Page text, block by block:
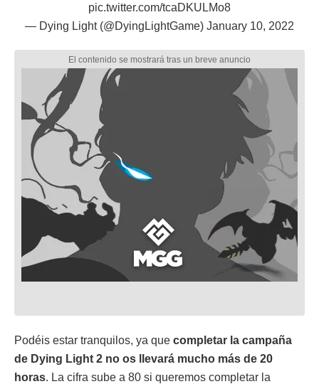
pic.twitter.com/tcaDKULMo8
— Dying Light (@DyingLightGame) January 10, 2022
Podéis estar tranquilos, ya que completar la campaña
de Dying Light 2 no os llevará mucho más de 20
horas. La cifra sube a 80 si queremos completar la